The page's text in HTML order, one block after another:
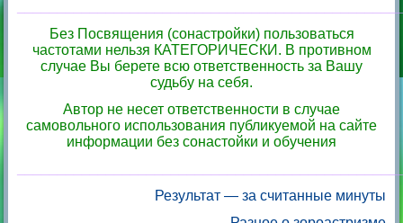
Без Посвящения (сонастройки) пользоваться
частотами нельзя КАТЕГОРИЧЕСКИ. В противном
случае Вы берете всю ответственность за Вашу
судьбу на себя.
Автор не несет ответственности в случае
самовольного использования публикуемой на сайте
информации без сонастойки и обучения
Результат — за считанные минуты